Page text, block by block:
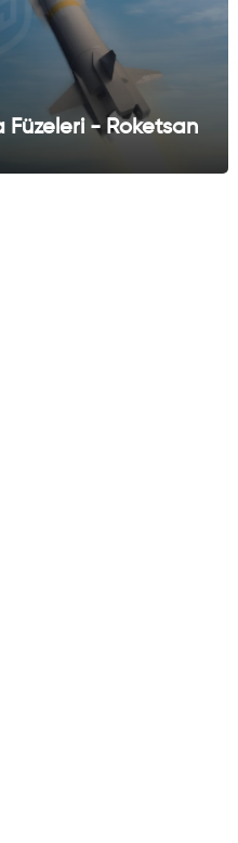
Füzeleri - Roketsan